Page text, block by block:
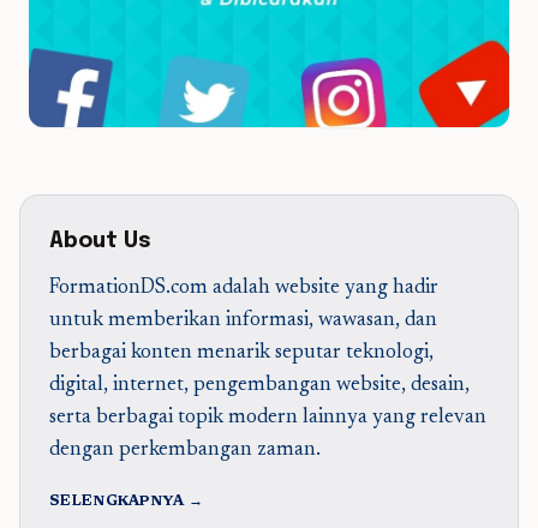
About Us
FormationDS.com adalah website yang hadir
untuk memberikan informasi, wawasan, dan
berbagai konten menarik seputar teknologi,
digital, internet, pengembangan website, desain,
serta berbagai topik modern lainnya yang relevan
dengan perkembangan zaman.
SELENGKAPNYA →